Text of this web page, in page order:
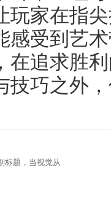
玩家在指
感受到艺
在追求胜
技巧之外
标题，当视觉从